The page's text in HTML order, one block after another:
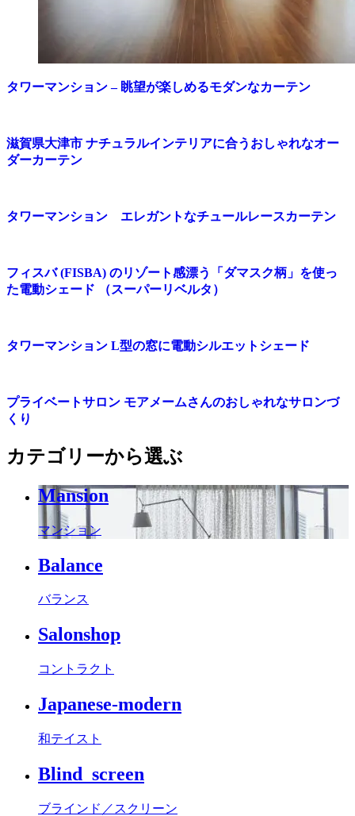
タワーマンション – 眺望が楽しめるモダンなカーテン
滋賀県大津市 ナチュラルインテリアに合うおしゃれなオー
ダーカーテン
タワーマンション エレガントなチュールレースカーテン
フィスバ (FISBA) のリゾート感漂う「ダマスク柄」を使っ
た電動シェード （スーパーリベルタ）
タワーマンション L型の窓に電動シルエットシェード
プライベートサロン モアメームさんのおしゃれなサロンづ
くり
カテゴリーから選ぶ
Mansion
マンション
Balance
バランス
Salonshop
コントラクト
Japanese-modern
和テイスト
Blind_screen
ブラインド／スクリーン